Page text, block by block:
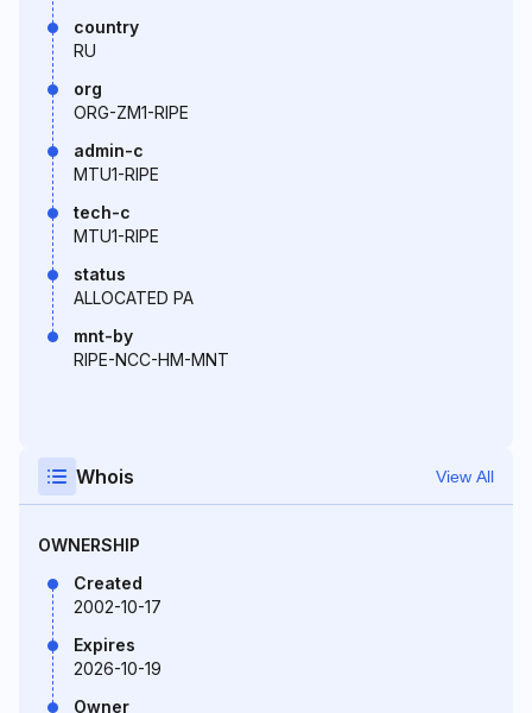
country
RU
org
ORG-ZM1-RIPE
admin-c
MTU1-RIPE
tech-c
MTU1-RIPE
status
ALLOCATED PA
mnt-by
RIPE-NCC-HM-MNT
Whois View All
OWNERSHIP
Created
2002-10-17
Expires
2026-10-19
Owner